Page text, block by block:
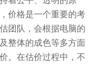
价格是一个重要的考
团队，会根据电脑的
整体的成色等多方面
。在估价过程中，不